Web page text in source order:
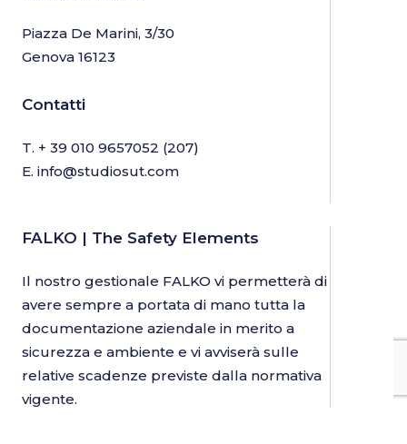
Piazza De Marini, 3/30
Genova 16123
Contatti
T. + 39 010 9657052 (207)
E. info@studiosut.com
FALKO | The Safety Elements
Il nostro gestionale FALKO vi permetterà di
avere sempre a portata di mano tutta la
documentazione aziendale in merito a
sicurezza e ambiente e vi avviserà sulle
relative scadenze previste dalla normativa
vigente.